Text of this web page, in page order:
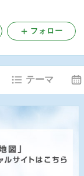
フォロー
テーマ